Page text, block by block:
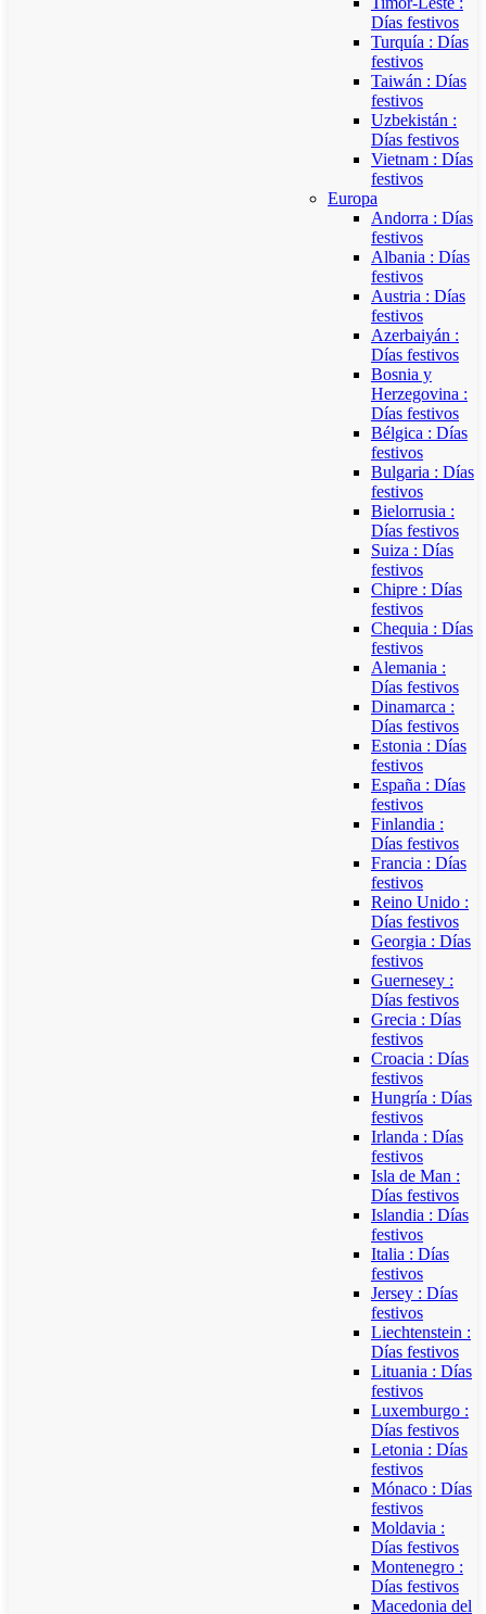
Días festivos
Turquía : Días
festivos
Taiwán : Días
festivos
Uzbekistán :
Días festivos
Vietnam : Días
festivos
Europa
Andorra : Días
festivos
Albania : Días
festivos
Austria : Días
festivos
Azerbaiyán :
Días festivos
Bosnia y
Herzegovina :
Días festivos
Bélgica : Días
festivos
Bulgaria : Días
festivos
Bielorrusia :
Días festivos
Suiza : Días
festivos
Chipre : Días
festivos
Chequia : Días
festivos
Alemania :
Días festivos
Dinamarca :
Días festivos
Estonia : Días
festivos
España : Días
festivos
Finlandia :
Días festivos
Francia : Días
festivos
Reino Unido :
Días festivos
Georgia : Días
festivos
Guernesey :
Días festivos
Grecia : Días
festivos
Croacia : Días
festivos
Hungría : Días
festivos
Irlanda : Días
festivos
Isla de Man :
Días festivos
Islandia : Días
festivos
Italia : Días
festivos
Jersey : Días
festivos
Liechtenstein :
Días festivos
Lituania : Días
festivos
Luxemburgo :
Días festivos
Letonia : Días
festivos
Mónaco : Días
festivos
Moldavia :
Días festivos
Montenegro :
Días festivos
Macedonia del